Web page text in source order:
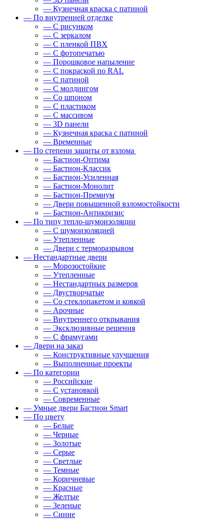
— Кузнечная краска с патиной
— По внутренней отделке
— С рисунком
— С зеркалом
— С пленкой ПВХ
— С фотопечатью
— Порошковое напыление
— С покраской по RAL
— С патиной
— С молдингом
— Со шпоном
— С пластиком
— С массивом
— 3D панели
— Кузнечная краска с патиной
— Временные
— По степени защиты от взлома
— Бастион-Оптима
— Бастион-Классик
— Бастион-Усиленная
— Бастион-Монолит
— Бастион-Премиум
— Двери повышенной взломостойкости
— Бастион-Антикризис
— По типу тепло-шумоизоляции
— С шумоизоляцией
— Утепленные
— Двери с терморазрывом
— Нестандартные двери
— Морозостойкие
— Утепленные
— Нестандартных размеров
— Двустворчатые
— Со стеклопакетом и ковкой
— Арочные
— Внутреннего открывания
— Эксклюзивные решения
— С фрамугами
— Двери на заказ
— Конструктивные улучшения
— Выполненные проекты
— По категории
— Российские
— С установкой
— Современные
— Умные двери Бастион Smart
— По цвету
— Белые
— Черные
— Золотые
— Серые
— Светлые
— Темные
— Коричневые
— Красные
— Желтые
— Зеленые
— Синие